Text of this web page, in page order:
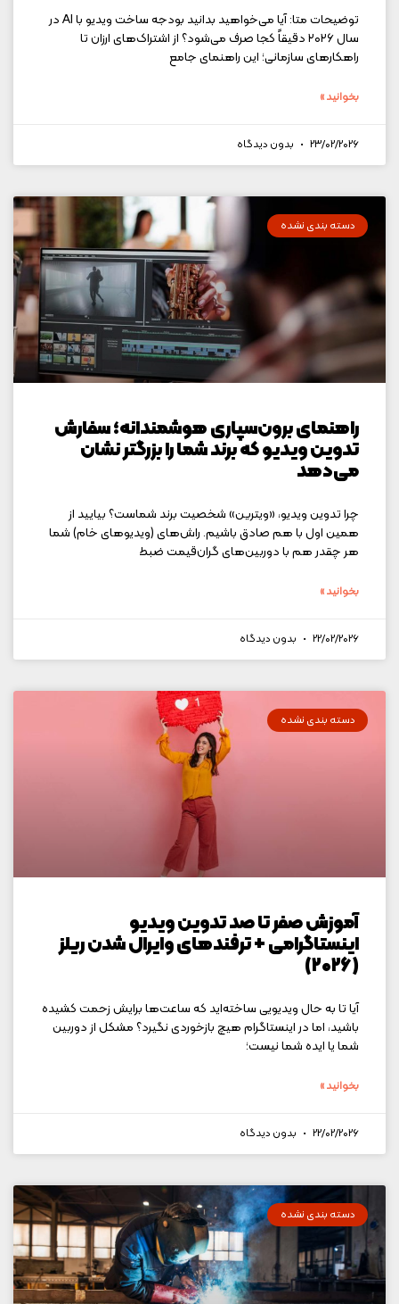
توضیحات متا: آیا می‌خواهید بدانید بودجه ساخت ویدیو با AI در
سال ۲۰۲۶ دقیقاً کجا صرف می‌شود؟ از اشتراک‌های ارزان تا
راهکارهای سازمانی؛ این راهنمای جامع
بخوانید »
23/02/2026 بدون دیدگاه
دسته بندی نشده
راهنمای برون‌سپاری هوشمندانه؛ سفارش
تدوین ویدیو که برند شما را بزرگتر نشان
می‌دهد
چرا تدوین ویدیو، «ویترین» شخصیت برند شماست؟ بیایید از
همین اول با هم صادق باشیم. راش‌های (ویدیوهای خام) شما
هر چقدر هم با دوربین‌های گران‌قیمت ضبط
بخوانید »
22/02/2026 بدون دیدگاه
دسته بندی نشده
آموزش صفر تا صد تدوین ویدیو
اینستاگرامی + ترفندهای وایرال شدن ریلز
(۲۰۲۶)
آیا تا به حال ویدیویی ساخته‌اید که ساعت‌ها برایش زحمت کشیده
باشید، اما در اینستاگرام هیچ بازخوردی نگیرد؟ مشکل از دوربین
شما یا ایده شما نیست؛
بخوانید »
22/02/2026 بدون دیدگاه
دسته بندی نشده